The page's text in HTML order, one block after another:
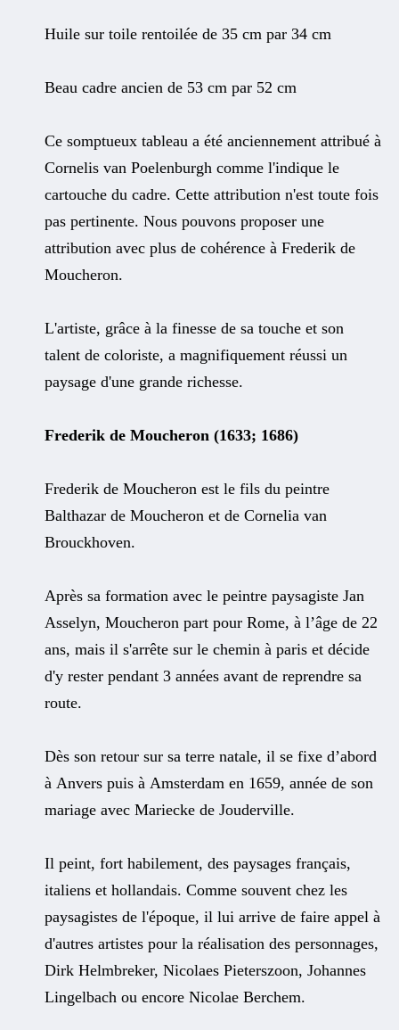
Huile sur toile rentoilée de 35 cm par 34 cm
Beau cadre ancien de 53 cm par 52 cm
Ce somptueux tableau a été anciennement attribué à
Cornelis van Poelenburgh comme l'indique le
cartouche du cadre. Cette attribution n'est toute fois
pas pertinente. Nous pouvons proposer une
attribution avec plus de cohérence à Frederik de
Moucheron.
L'artiste, grâce à la finesse de sa touche et son
talent de coloriste, a magnifiquement réussi un
paysage d'une grande richesse.
Frederik de Moucheron (1633; 1686)
Frederik de Moucheron est le fils du peintre
Balthazar de Moucheron et de Cornelia van
Brouckhoven.
Après sa formation avec le peintre paysagiste Jan
Asselyn, Moucheron part pour Rome, à l’âge de 22
ans, mais il s'arrête sur le chemin à paris et décide
d'y rester pendant 3 années avant de reprendre sa
route.
Dès son retour sur sa terre natale, il se fixe d’abord
à Anvers puis à Amsterdam en 1659, année de son
mariage avec Mariecke de Jouderville.
Il peint, fort habilement, des paysages français,
italiens et hollandais. Comme souvent chez les
paysagistes de l'époque, il lui arrive de faire appel à
d'autres artistes pour la réalisation des personnages,
Dirk Helmbreker, Nicolaes Pieterszoon, Johannes
Lingelbach ou encore Nicolae Berchem.